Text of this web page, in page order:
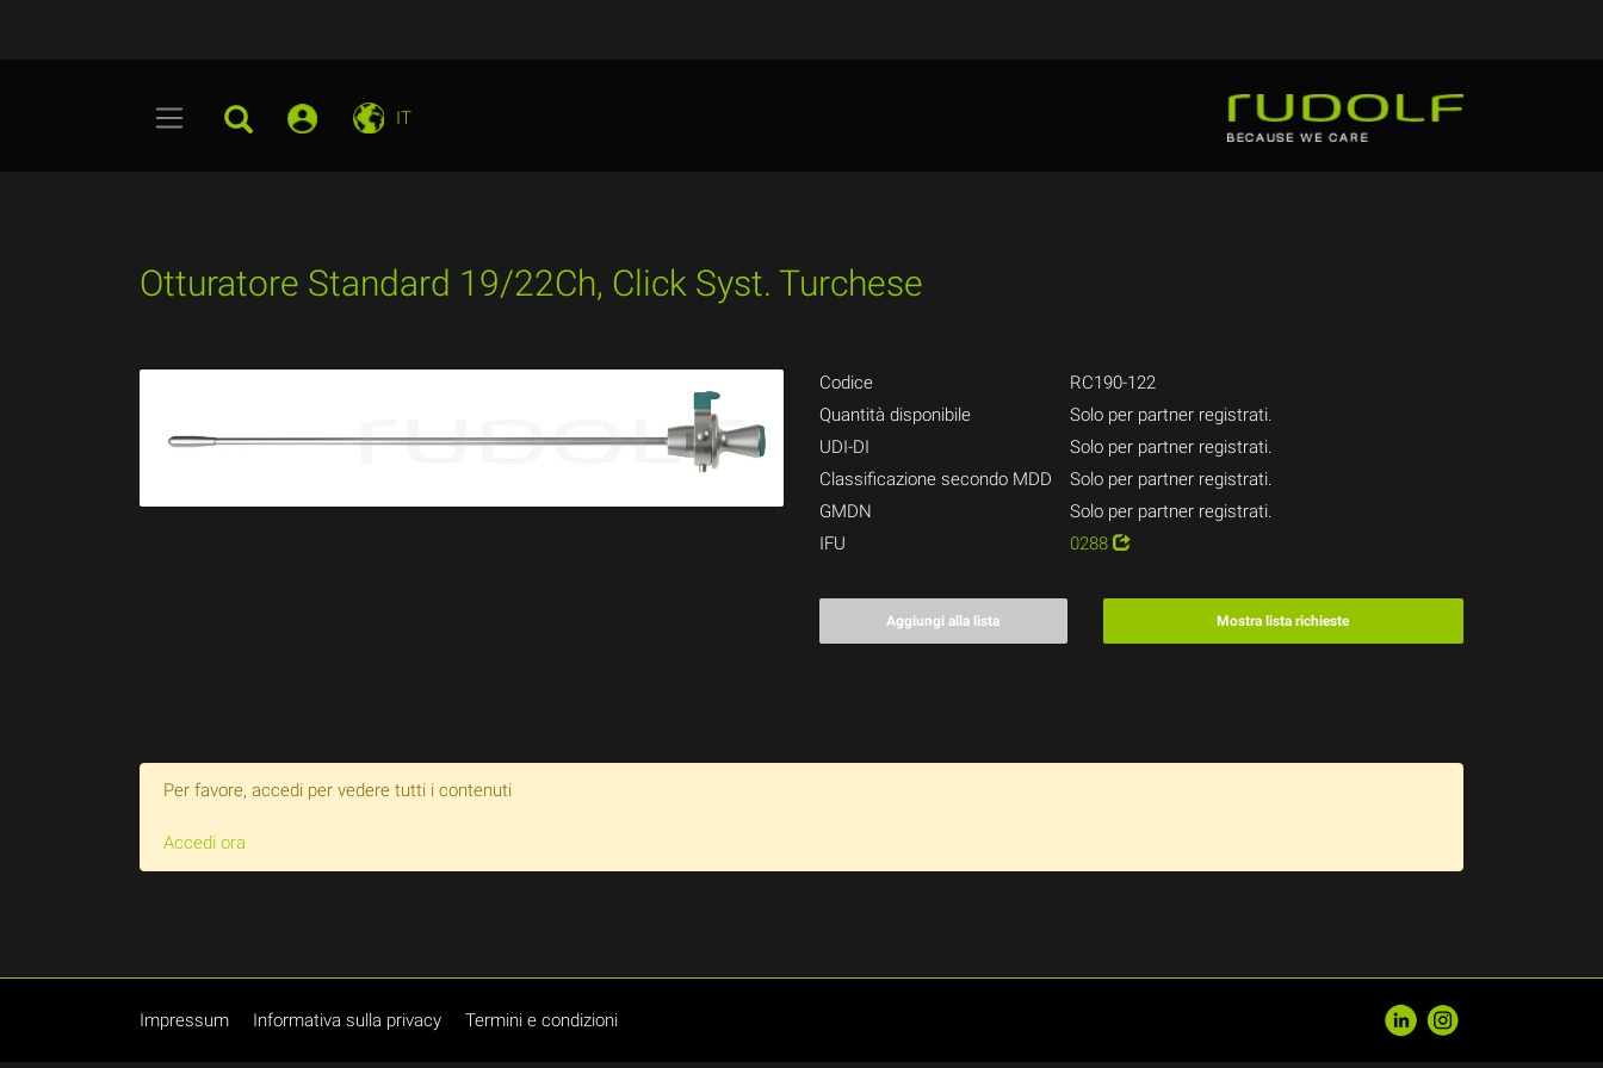
IT
Otturatore Standard 19/22Ch, Click Syst. Turchese
Codice
RC190-122
Quantità disponibile
Solo per partner registrati.
UDI-DI
Solo per partner registrati.
Classificazione secondo MDD
Solo per partner registrati.
GMDN
Solo per partner registrati.
IFU
0288
Aggiungi alla lista Mostra lista richieste
Per favore, accedi per vedere tutti i contenuti
Accedi ora
Impressum Informativa sulla privacy Termini e condizioni